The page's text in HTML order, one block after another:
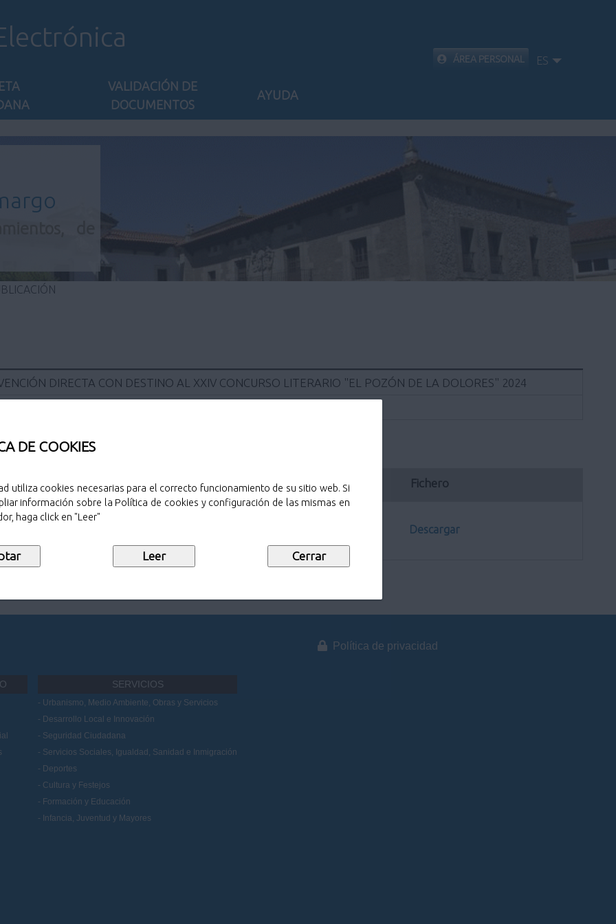
DE COOKIES
utiliza cookies necesarias para el correcto funcionamiento de su sitio web. Si
información sobre la Política de cookies y configuración de las mismas en
haga click en "Leer"
VALIDACIÓN DE
DOCUMENTOS
AYUDA
ÁREA PERSONAL ES
DIRECTA CON DESTINO AL XXIV CONCURSO LITERARIO "EL POZÓN DE LA DOLORES" 2024
Sello de publicación Fichero
?El Pozón de la Dolores? para
de centros públicos del
Descargar
SERVICIOS
Urbanismo, Medio Ambiente, Obras y Servicios
Desarrollo Local e Innovación
Seguridad Ciudadana
Servicios Sociales, Igualdad, Sanidad e Inmigración
Deportes
Cultura y Festejos
Formación y Educación
Infancia, Juventud y Mayores
Política de privacidad